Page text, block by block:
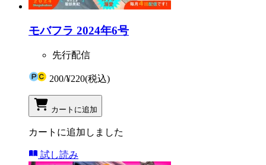
モバフラ 2024年6号
先行配信
200/¥220(税込)
カートに追加
カートに追加しました
試し読み